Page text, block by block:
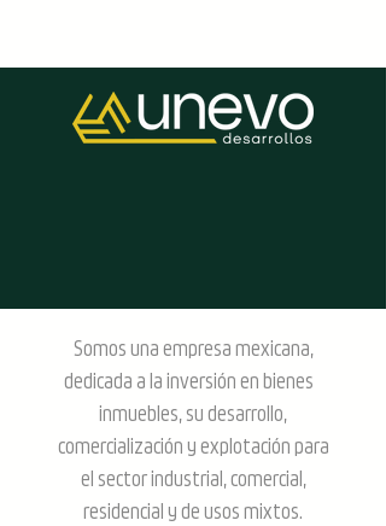
Somos una empresa mexicana,
dedicada a la inversión en bienes
inmuebles, su desarrollo,
comercialización y explotación para
el sector industrial, comercial,
residencial y de usos mixtos.